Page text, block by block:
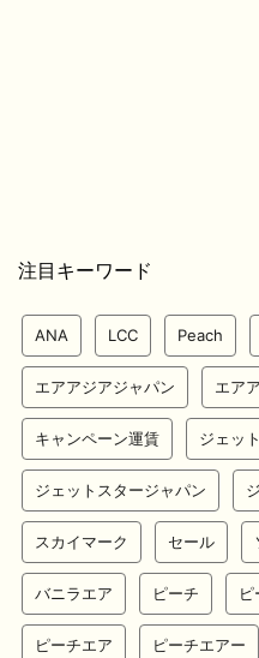
注目キーワード
ANA LCC Peach
エアアジアジャパン エア
キャンペーン運賃 ジェッ
ジェットスタージャパン
スカイマーク セール
バニラエア ピーチ
ピーチエア ピーチエアー